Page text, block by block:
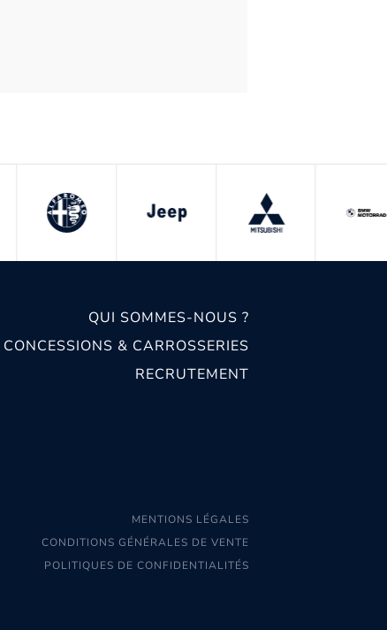
QUI SOMMES-NOUS ?
& CARROSSERIES
RECRUTEMENT
MENTIONS LÉGALES
CONDITIONS GÉNÉRALES DE VENTE
POLITIQUES DE CONFIDENTIALITÉS